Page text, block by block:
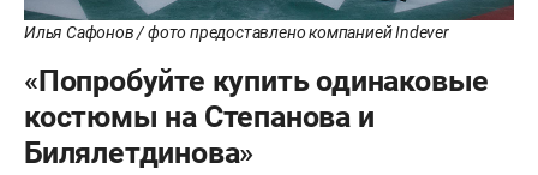
Илья Сафонов / фото предоставлено компанией Indever
«Попробуйте купить одинаковые
костюмы на Степанова и
Билялетдинова»